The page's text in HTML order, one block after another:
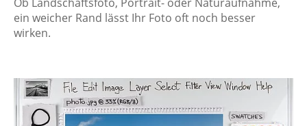
ein weicher Rand lässt Ihr Foto oft noch besser
wirken.